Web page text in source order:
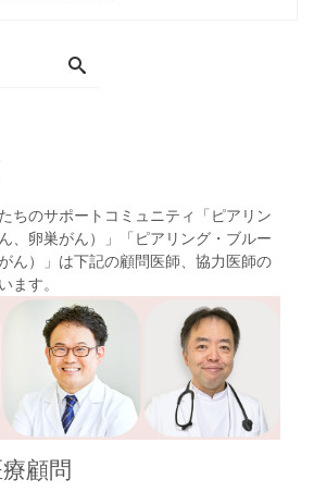
ちのサポートコミュニティ「 ピアリン
、卵巣がん）
」「 ピアリング・ブルー
ん）
」は下記の顧問医師、協力医師の
ます。
顧問